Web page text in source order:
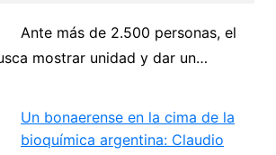
Ante más de 2.500 personas, el
mostrar unidad y dar un…
Un bonaerense en la cima de la
bioquímica argentina: Claudio